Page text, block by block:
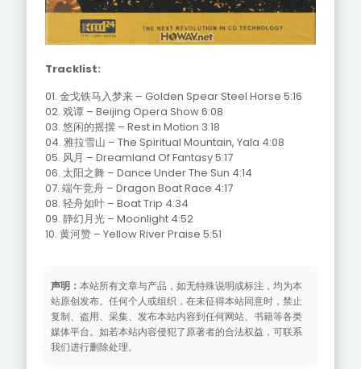
Tracklist:
01. 金戈铁马入梦来 – Golden Spear Steel Horse 5:16
02. 戏谭 – Beijing Opera Show 6:08
03. 悠闲的摇摆 – Rest in Motion 3:18
04. 雅拉雪山 – The Spiritual Mountain, Yala 4:08
05. 风月 – Dreamland Of Fantasy 5:17
06. 太阳之舞 – Dance Under The Sun 4:14
07. 端午竞舟 – Dragon Boat Race 4:17
08. 轻舟如叶 – Boat Trip 4:34
09. 静幻月光 – Moonlight 4:52
10. 黄河赞 – Yellow River Praise 5:51
声明： 本站所有文章与产品，如无特殊说明或标注，均为本
站原创发布。任何个人或组织，在未征得本站同意时，禁止
复制、盗用、采集、发布本站内容到任何网站、书籍等各类
媒体平台。如若本站内容侵犯了原著者的合法权益，可联系
我们进行删除处理。